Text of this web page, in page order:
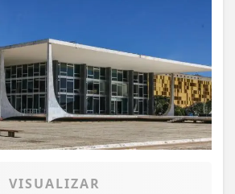
VISUALIZAR